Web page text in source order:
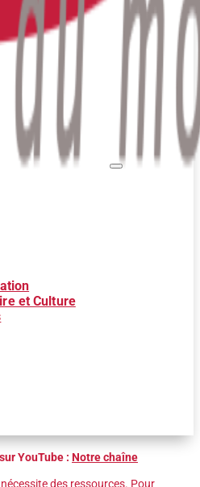
et Culture
YouTube : Notre chaîne
des ressources. Pour